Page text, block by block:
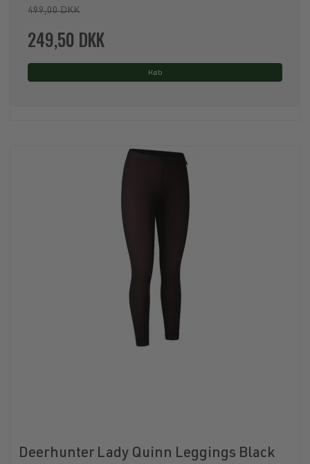
499,00 DKK
249,50 DKK
Køb
Deerhunter Lady Quinn Leggings Black